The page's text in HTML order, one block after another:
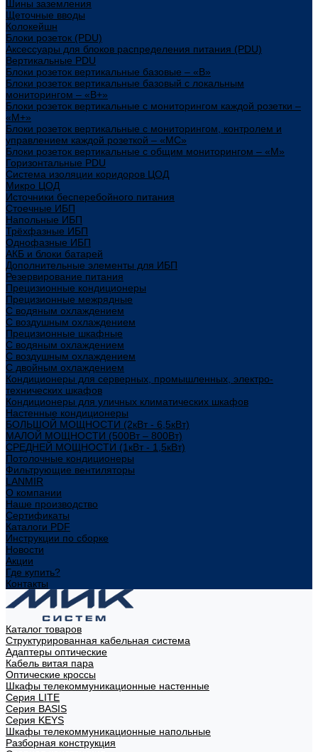
Шины заземления
Щеточные вводы
Колокейшн
Блоки розеток (PDU)
Аксессуары для блоков распределения питания (PDU)
Вертикальные PDU
Блоки розеток вертикальные базовые – «В»
Блоки розеток вертикальные базовый с локальным
мониторингом – «В+»
Блоки розеток вертикальные с мониторингом каждой розетки –
«М+»
Блоки розеток вертикальные с мониторингом, контролем и
управлением каждой розеткой – «МС»
Блоки розеток вертикальные с общим мониторингом – «М»
Горизонтальные PDU
Система изоляции коридоров ЦОД
Микро ЦОД
Источники бесперебойного питания
Стоечные ИБП
Напольные ИБП
Трёхфазные ИБП
Однофазные ИБП
АКБ и блоки батарей
Дополнительные элементы для ИБП
Резервирование питания
Прецизионные кондиционеры
Прецизионные межрядные
С водяным охлаждением
С воздушным охлаждением
Прецизионные шкафные
С водяным охлаждением
С воздушным охлаждением
С двойным охлаждением
Кондиционеры для серверных, промышленных, электро-
технических шкафов
Кондиционеры для уличных климатических шкафов
Настенные кондиционеры
БОЛЬШОЙ МОЩНОСТИ (2кВт - 6,5кВт)
МАЛОЙ МОЩНОСТИ (500Вт – 800Вт)
СРЕДНЕЙ МОЩНОСТИ (1кВт - 1,5кВт)
Потолочные кондиционеры
Фильтрующие вентиляторы
LANMIR
О компании
Наше производство
Сертификаты
Каталоги PDF
Инструкции по сборке
Новости
Акции
Где купить?
Контакты
Каталог товаров
Структурированная кабельная система
Адаптеры оптические
Кабель витая пара
Оптические кроссы
Шкафы телекоммуникационные настенные
Cерия LITE
Cерия BASIS
Cерия KEYS
Шкафы телекоммуникационные напольные
Разборная конструкция